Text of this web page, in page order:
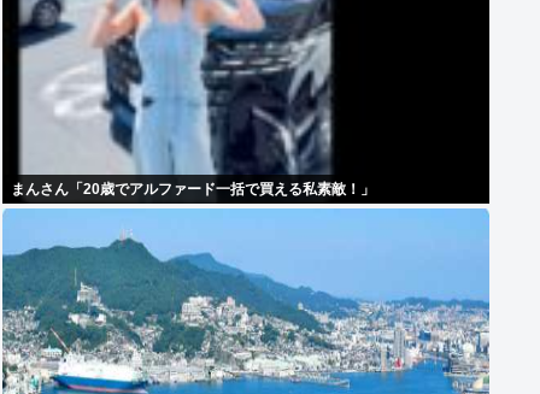
まんさん「20歳でアルファード一括で買える私素敵！」